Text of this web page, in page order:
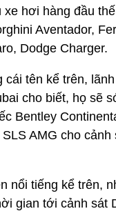
xe hơi hàng đầu
Aventador,
Dodge Charger.
cái tên kể trên,
cho biết, họ sẽ
Bentley
AMG cho cảnh
nổi tiếng kể trên,
gian tới cảnh sát